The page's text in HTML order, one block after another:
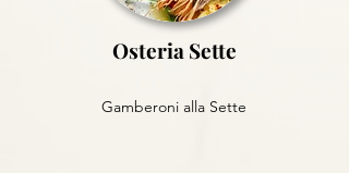
Osteria Sette
Gamberoni alla Sette